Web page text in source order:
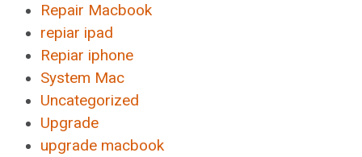
Repair Macbook
repiar ipad
Repiar iphone
System Mac
Uncategorized
Upgrade
upgrade macbook